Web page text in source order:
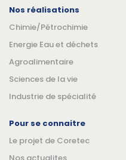
Nos réalisations
Chimie/Pétrochimie
Energie Eau et déchets
Agroalimentaire
Sciences de la vie
Industrie de spécialité
Pour se connaitre
Le projet de Coretec